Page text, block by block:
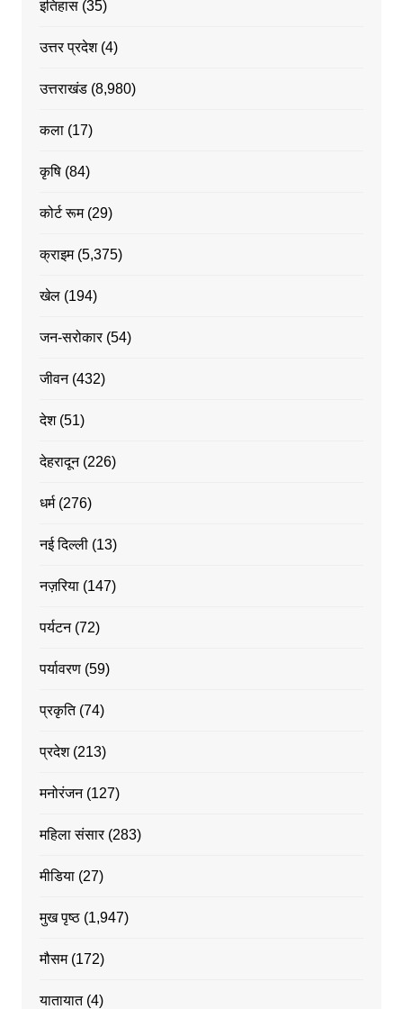
इतिहास(35)
उत्तर प्रदेश(4)
उत्तराखंड(8,980)
कला(17)
कृषि(84)
कोर्ट रूम(29)
क्राइम(5,375)
खेल(194)
जन-सरोकार(54)
जीवन(432)
देश(51)
देहरादून(226)
धर्म(276)
नई दिल्ली(13)
नज़रिया(147)
पर्यटन(72)
पर्यावरण(59)
प्रकृति(74)
प्रदेश(213)
मनोरंजन(127)
महिला संसार(283)
मीडिया(27)
मुख पृष्ठ(1,947)
मौसम(172)
यातायात(4)